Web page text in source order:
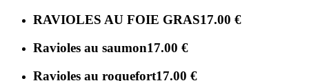
RAVIOLES AU FOIE GRAS17.00 €
Ravioles au saumon17.00 €
Ravioles au roquefort17.00 €